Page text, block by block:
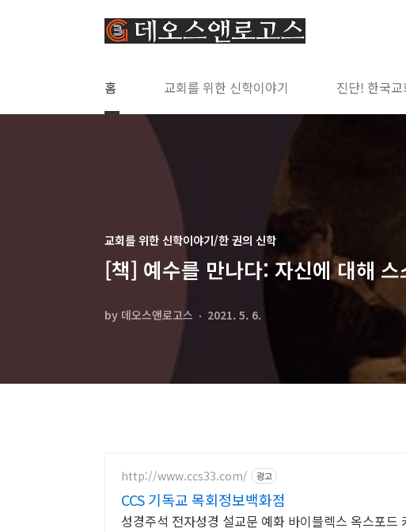
홈 교회를 위한 신학이야기 진단! 한국교
교회를 위한 신학이야기/한 권의 신학
[책] 예수를 만나다: 자신에 대해
by 데오스앤로고스 2021. 5. 6.
http://www.ccs33.com/ 광고
CCS 기독교 목회정보백화점
성경주석 전자성경 설교문 예화 바이블렉스 옥스포드